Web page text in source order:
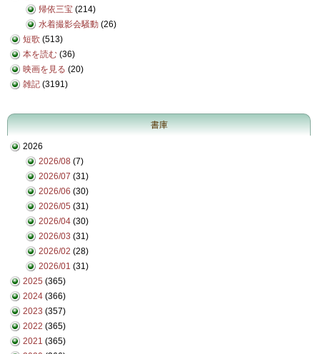
帰依三宝 (214)
水着撮影会騒動 (26)
短歌 (513)
本を読む (36)
映画を見る (20)
雑記 (3191)
書庫
2026
2026/08 (7)
2026/07 (31)
2026/06 (30)
2026/05 (31)
2026/04 (30)
2026/03 (31)
2026/02 (28)
2026/01 (31)
2025 (365)
2024 (366)
2023 (357)
2022 (365)
2021 (365)